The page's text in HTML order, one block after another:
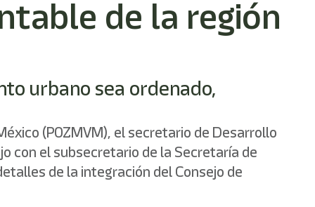
de la región
urbano sea ordenado,
(POZMVM), el secretario de Desarrollo
con el subsecretario de la Secretaría de
de la integración del Consejo de